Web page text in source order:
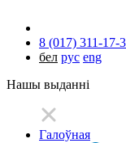
8 (017) 311-17-
бел рус eng
Нашы выданні
Галоўная